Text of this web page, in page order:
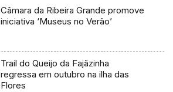
Câmara da Ribeira Grande promove
iniciativa ‘Museus no Verão’
Trail do Queijo da Fajãzinha
regressa em outubro na ilha das
Flores